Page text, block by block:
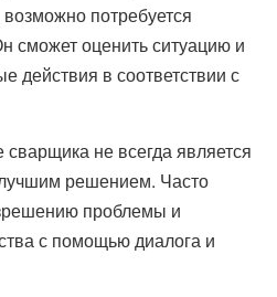
потребуется
сможет оценить ситуацию и
действия в соответствии с
не всегда является
решением. Часто
проблемы и
с помощью диалога и